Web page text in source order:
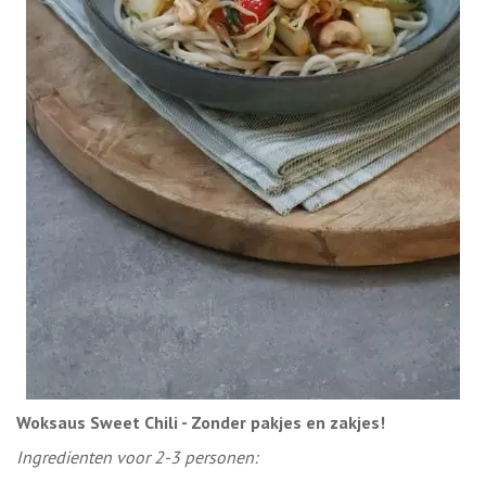
Woksaus Sweet Chili - Zonder pakjes en zakjes!
Ingredienten voor 2-3 personen: